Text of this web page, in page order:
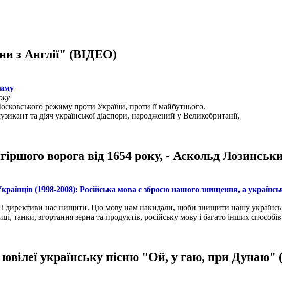
з Англії" (ВІДЕО)
режиму проти України, проти її майбутнього.
та діяч української діаспори, народжений у Великобританії,
ворога від 1654 року, - Аскольд
(1998-2008): Російська мова є зброєю нашого знищення, а
директиви нас нищити. Цю мову нам накидали, щоби знищити нашу
танки, згортання зерна та продуктів, російську мову і багато інших
ювілеї українську пісню "Ой, у гаю, при